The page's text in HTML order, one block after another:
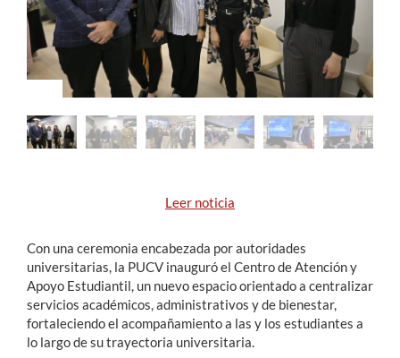
Estudiantes
Académicos
Funcionarios
Alumni
Leer noticia
Con una ceremonia encabezada por autoridades
universitarias, la PUCV inauguró el Centro de Atención y
Apoyo Estudiantil, un nuevo espacio orientado a centralizar
servicios académicos, administrativos y de bienestar,
fortaleciendo el acompañamiento a las y los estudiantes a
lo largo de su trayectoria universitaria.